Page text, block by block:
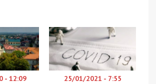
- 12:09 25/01/2021 - 7:55